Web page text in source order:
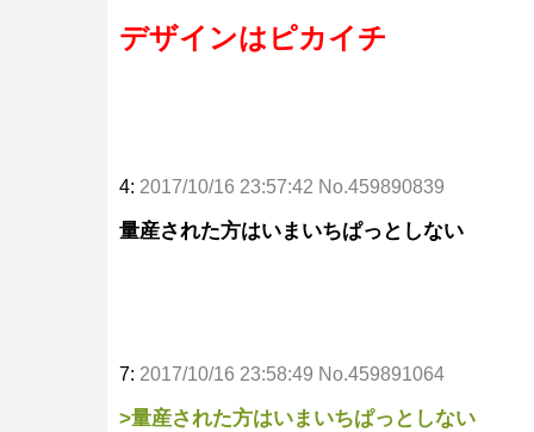
デザインはピカイチ
4: 2017/10/16 23:57:42 No.459890839
量産された方はいまいちぱっとしない
7: 2017/10/16 23:58:49 No.459891064
>量産された方はいまいちぱっとしない